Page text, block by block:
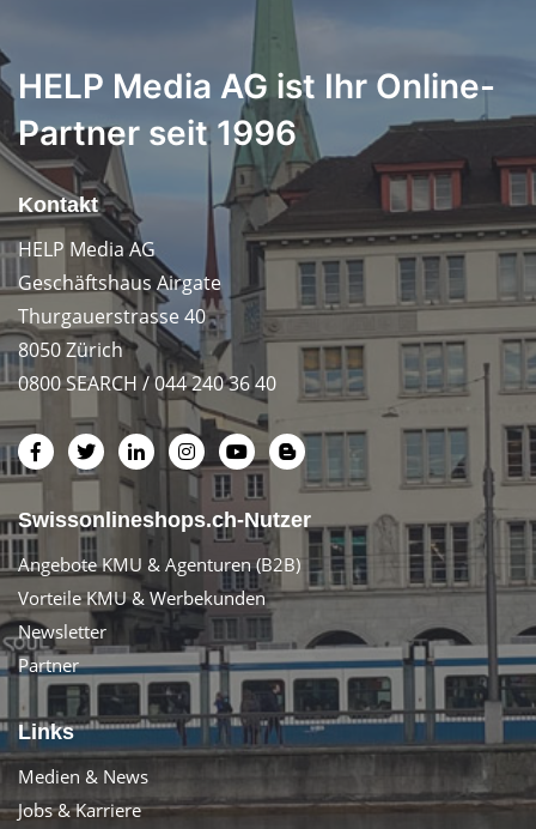
HELP Media AG ist Ihr Online-
Partner seit 1996
Kontakt
HELP Media AG
Geschäftshaus Airgate
Thurgauerstrasse 40
8050 Zürich
0800 SEARCH / 044 240 36 40
Swissonlineshops.ch-Nutzer
Angebote KMU & Agenturen (B2B)
Vorteile KMU & Werbekunden
Newsletter
Partner
Links
Medien & News
Jobs & Karriere